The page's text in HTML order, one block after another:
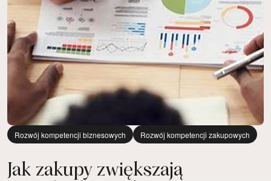
Rozwój kompetencji biznesowych Rozwój kompetencji zakupowych
Jak zakupy zwiększają